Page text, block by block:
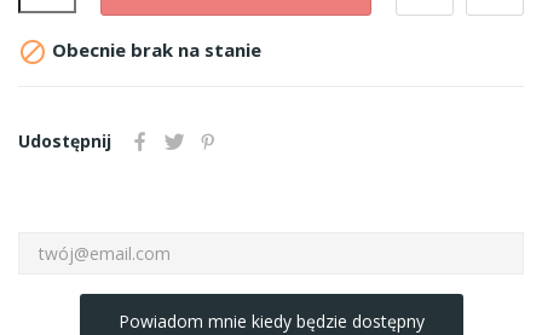
 Obecnie brak na stanie
Udostępnij
Powiadom mnie kiedy będzie dostępny